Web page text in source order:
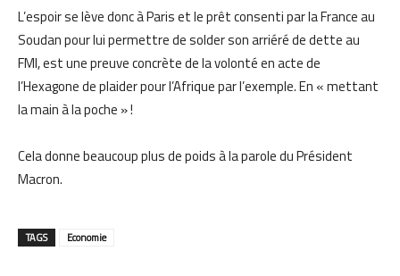
L’espoir se lève donc à Paris et le prêt consenti par la France au
Soudan pour lui permettre de solder son arriéré de dette au
FMI, est une preuve concrète de la volonté en acte de
l’Hexagone de plaider pour l’Afrique par l’exemple. En « mettant
la main à la poche » !
Cela donne beaucoup plus de poids à la parole du Président
Macron.
TAGS Economie